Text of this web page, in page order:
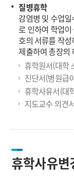
질병휴학
감염병 및 수업
로 인하여 학업
호의 서류를 작
제출하여 총장의
휴학원서(대학
진단서(병원급
휴학사유서(대
지도교수 의견
휴학사유